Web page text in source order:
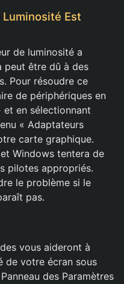
Est
de luminosité a
peut être dû à des
Pour résoudre ce
de périphériques en
et en sélectionnant
« Adaptateurs
carte graphique.
Windows tentera de
pilotes appropriés.
le problème si le
pas.
vous aideront à
de votre écran sous
des Paramètres